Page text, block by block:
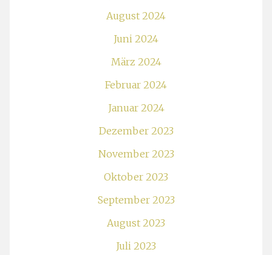
August 2024
Juni 2024
März 2024
Februar 2024
Januar 2024
Dezember 2023
November 2023
Oktober 2023
September 2023
August 2023
Juli 2023